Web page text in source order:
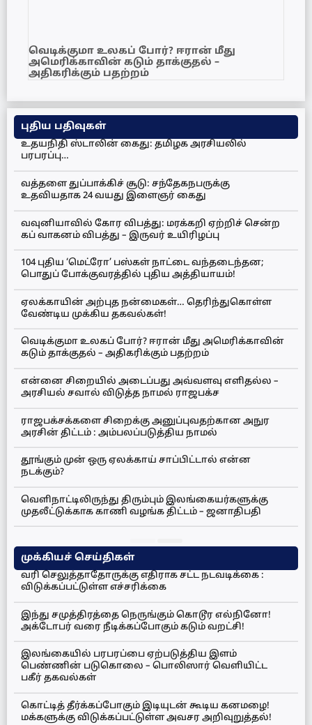
வெடிக்குமா உலகப் போர்? ஈரான் மீது
அமெரிக்காவின் கடும் தாக்குதல் –
அதிகரிக்கும் பதற்றம்
புதிய பதிவுகள்
உதயநிதி ஸ்டாலின் கைது: தமிழக அரசியலில்
பரபரப்பு…
வத்தளை துப்பாக்கிச் சூடு: சந்தேகநபருக்கு
உதவியதாக 24 வயது இளைஞர் கைது
வவுனியாவில் கோர விபத்து: மரக்கறி ஏற்றிச் சென்ற
கப் வாகனம் விபத்து – இருவர் உயிரிழப்பு
104 புதிய ‘மெட்ரோ’ பஸ்கள் நாட்டை வந்தடைந்தன;
பொதுப் போக்குவரத்தில் புதிய அத்தியாயம்!
ஏலக்காயின் அற்புத நன்மைகள்… தெரிந்துகொள்ள
வேண்டிய முக்கிய தகவல்கள்!
வெடிக்குமா உலகப் போர்? ஈரான் மீது அமெரிக்காவின்
கடும் தாக்குதல் – அதிகரிக்கும் பதற்றம்
என்னை சிறையில் அடைப்பது அவ்வளவு எளிதல்ல –
அரசியல் சவால் விடுத்த நாமல் ராஜபக்ச
ராஜபக்சக்களை சிறைக்கு அனுப்புவதற்கான அநுர
அரசின் திட்டம் : அம்பலப்படுத்திய நாமல்
தூங்கும் முன் ஒரு ஏலக்காய் சாப்பிட்டால் என்ன
நடக்கும்?
வெளிநாட்டிலிருந்து திரும்பும் இலங்கையர்களுக்கு
முதலீட்டுக்காக காணி வழங்க திட்டம் – ஜனாதிபதி
முக்கியச் செய்திகள்
வரி செலுத்தாதோருக்கு எதிராக சட்ட நடவடிக்கை :
விடுக்கப்பட்டுள்ள எச்சரிக்கை
இந்து சமுத்திரத்தை நெருங்கும் கொடூர எல்நினோ!
அக்டோபர் வரை நீடிக்கப்போகும் கடும் வறட்சி!
இலங்கையில் பரபரப்பை ஏற்படுத்திய இளம்
பெண்ணின் படுகொலை – பொலிஸார் வெளியிட்ட
பகீர் தகவல்கள்
கொட்டித் தீர்க்கப்போகும் இடியுடன் கூடிய கனமழை!
மக்களுக்கு விடுக்கப்பட்டுள்ள அவசர அறிவுறுத்தல்!